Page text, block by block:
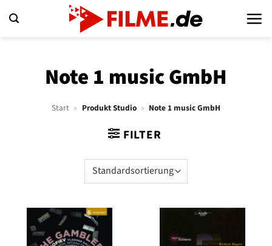
Inhalt
Note 1 music GmbH
Start » Produkt Studio » Note 1 music GmbH
FILTER